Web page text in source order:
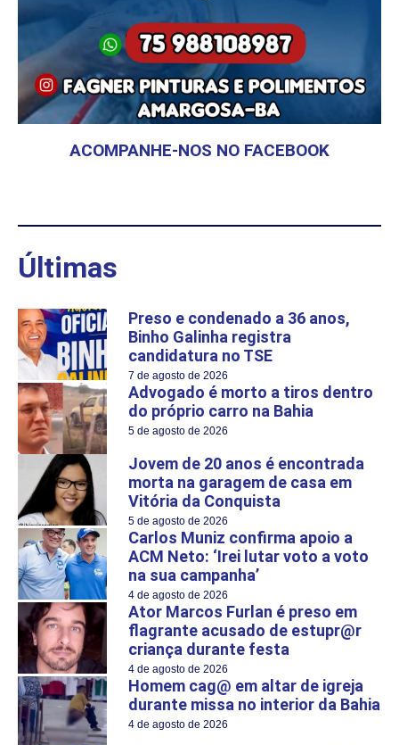
ACOMPANHE-NOS NO FACEBOOK
Últimas
Preso e condenado a 36 anos,
Binho Galinha registra
candidatura no TSE
7 de agosto de 2026
Advogado é morto a tiros dentro
do próprio carro na Bahia
5 de agosto de 2026
Jovem de 20 anos é encontrada
morta na garagem de casa em
Vitória da Conquista
5 de agosto de 2026
Carlos Muniz confirma apoio a
ACM Neto: ‘Irei lutar voto a voto
na sua campanha’
4 de agosto de 2026
Ator Marcos Furlan é preso em
flagrante acusado de estupr@r
criança durante festa
4 de agosto de 2026
Homem cag@ em altar de igreja
durante missa no interior da Bahia
4 de agosto de 2026